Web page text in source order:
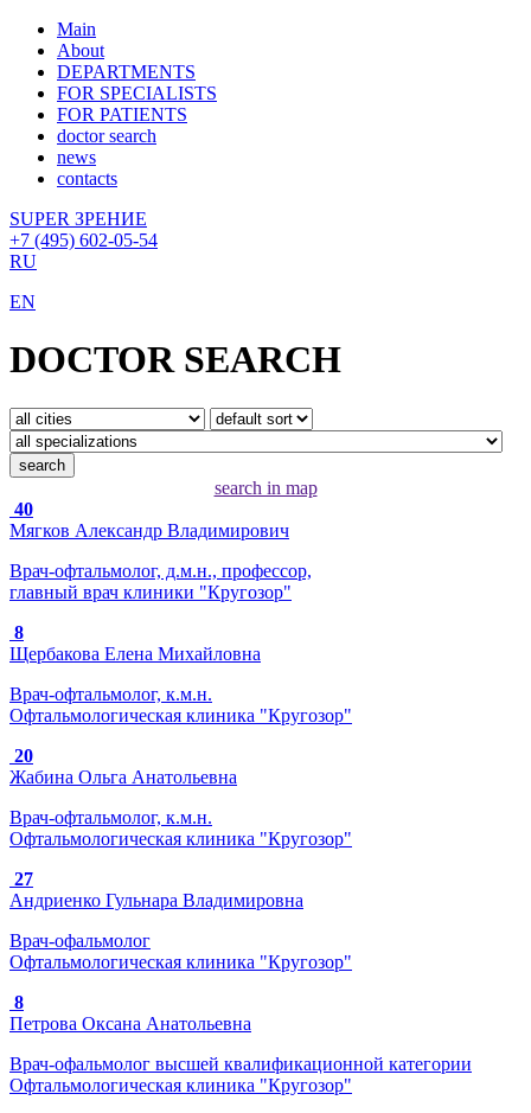
Main
About
DEPARTMENTS
FOR SPECIALISTS
FOR PATIENTS
doctor search
news
contacts
SUPER ЗРЕНИЕ
+7 (495) 602-05-54
RU
EN
DOCTOR SEARCH
search
search in map
40
Мягков Александр Владимирович
Врач-офтальмолог, д.м.н., профессор,
главный врач клиники "Кругозор"
8
Щербакова Елена Михайловна
Врач-офтальмолог, к.м.н.
Офтальмологическая клиника "Кругозор"
20
Жабина Ольга Анатольевна
Врач-офтальмолог, к.м.н.
Офтальмологическая клиника "Кругозор"
27
Андриенко Гульнара Владимировна
Врач-офальмолог
Офтальмологическая клиника "Кругозор"
8
Петрова Оксана Анатольевна
Врач-офальмолог высшей квалификационной категории
Офтальмологическая клиника "Кругозор"